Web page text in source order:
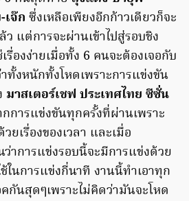
จ๊ก ซึ่งเหลือเพียงอีกก้าวเดียวก็จะ
ว แต่การจะผ่านเข้าไปสู่รอบชิง
รื่องง่ายเมื่อทั้ง 6 คนจะต้องเจอกับ
งหนักทั้งโหดเพราะการแข่งขัน
มาสเตอร์เชฟ ประเทศไทย ซีซั่น
การแข่งขันทุกครั้งที่ผ่านเพราะ
เรื่องของเวลา และเมื่อ
าการแข่งรอบนี้จะมีการแข่งด้วย
ในการแข่งกี่นาที งานนี้ทำเอาทุก
นสุดๆเพราะไม่คิดว่ามันจะโหด